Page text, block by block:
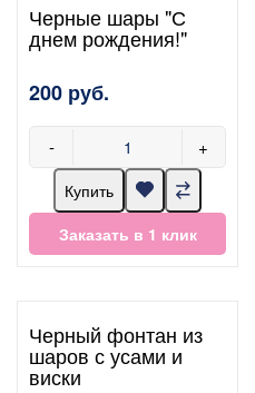
Черные шары "С
днем рождения!"
200 руб.
- +
Купить
Заказать в 1 клик
Черный фонтан из
шаров с усами и
виски